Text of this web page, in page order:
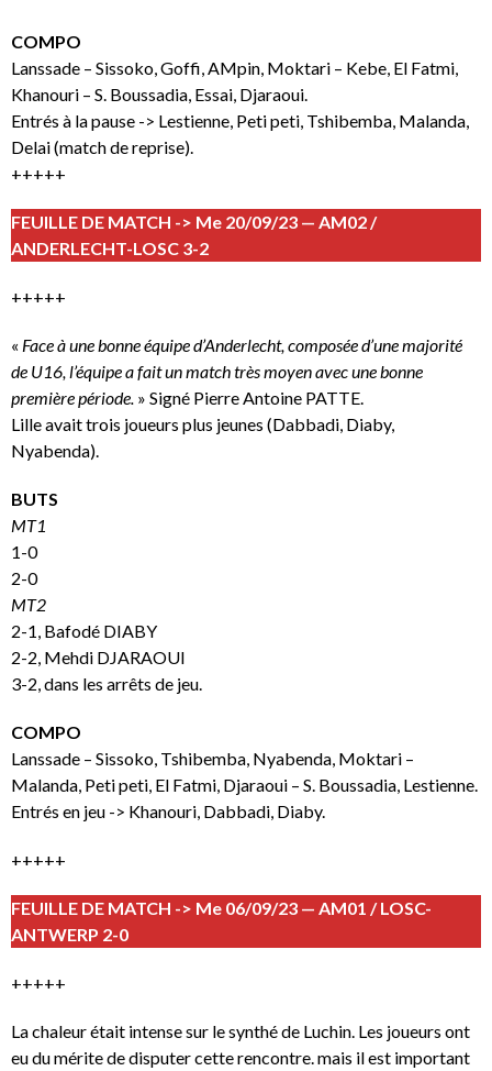
COMPO
Lanssade – Sissoko, Goffi, AMpin, Moktari – Kebe, El Fatmi,
Khanouri – S. Boussadia, Essai, Djaraoui.
Entrés à la pause -> Lestienne, Peti peti, Tshibemba, Malanda,
Delai (match de reprise).
+++++
FEUILLE DE MATCH -> Me 20/09/23 — AM02 /
ANDERLECHT-LOSC 3-2
+++++
« Face à une bonne équipe d’Anderlecht, composée d’une majorité
de U16, l’équipe a fait un match très moyen avec une bonne
première période. » Signé Pierre Antoine PATTE.
Lille avait trois joueurs plus jeunes (Dabbadi, Diaby,
Nyabenda).
BUTS
MT1
1-0
2-0
MT2
2-1, Bafodé DIABY
2-2, Mehdi DJARAOUI
3-2, dans les arrêts de jeu.
COMPO
Lanssade – Sissoko, Tshibemba, Nyabenda, Moktari –
Malanda, Peti peti, El Fatmi, Djaraoui – S. Boussadia, Lestienne.
Entrés en jeu -> Khanouri, Dabbadi, Diaby.
+++++
FEUILLE DE MATCH -> Me 06/09/23 — AM01 / LOSC-
ANTWERP 2-0
+++++
La chaleur était intense sur le synthé de Luchin. Les joueurs ont
eu du mérite de disputer cette rencontre. mais il est important